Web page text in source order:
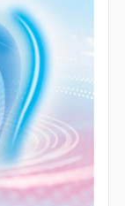
что
Oral-B
для
бережный